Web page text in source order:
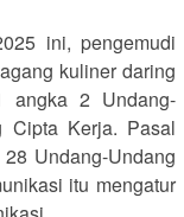
ini, pengemudi
kuliner daring
angka 2 Undang-
Cipta Kerja. Pasal
Undang-Undang
itu mengatur